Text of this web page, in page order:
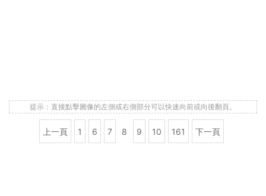
提示：直接點擊圖像的左側或右側部分可以快速向前或向後翻頁。
上一頁 1 6 7 8 9 10 161 下一頁